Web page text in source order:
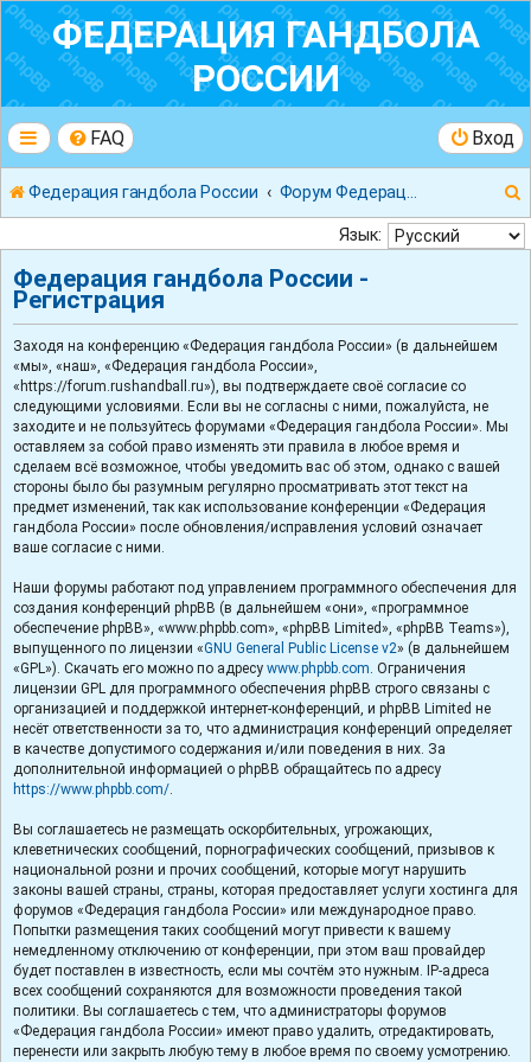
ФЕДЕРАЦИЯ ГАНДБОЛА
РОССИИ
FAQ Вход
Федерация гандбола России
Язык:
Федерация гандбола России -
Регистрация
Заходя на конференцию «Федерация гандбола России» (в дальнейшем
«мы», «наш», «Федерация гандбола России»,
«https://forum.rushandball.ru»), вы подтверждаете своё согласие со
следующими условиями. Если вы не согласны с ними, пожалуйста, не
заходите и не пользуйтесь форумами «Федерация гандбола России». Мы
оставляем за собой право изменять эти правила в любое время и
сделаем всё возможное, чтобы уведомить вас об этом, однако с вашей
стороны было бы разумным регулярно просматривать этот текст на
предмет изменений, так как использование конференции «Федерация
гандбола России» после обновления/исправления условий означает
ваше согласие с ними.
Наши форумы работают под управлением программного обеспечения для
создания конференций phpBB (в дальнейшем «они», «программное
обеспечение phpBB», «www.phpbb.com», «phpBB Limited», «phpBB Teams»),
выпущенного по лицензии «GNU General Public License v2» (в дальнейшем
«GPL»). Скачать его можно по адресу www.phpbb.com. Ограничения
лицензии GPL для программного обеспечения phpBB строго связаны с
организацией и поддержкой интернет-конференций, и phpBB Limited не
несёт ответственности за то, что администрация конференций определяет
в качестве допустимого содержания и/или поведения в них. За
дополнительной информацией о phpBB обращайтесь по адресу
https://www.phpbb.com/.
Вы соглашаетесь не размещать оскорбительных, угрожающих,
клеветнических сообщений, порнографических сообщений, призывов к
национальной розни и прочих сообщений, которые могут нарушить
законы вашей страны, страны, которая предоставляет услуги хостинга для
форумов «Федерация гандбола России» или международное право.
Попытки размещения таких сообщений могут привести к вашему
немедленному отключению от конференции, при этом ваш провайдер
будет поставлен в известность, если мы сочтём это нужным. IP-адреса
всех сообщений сохраняются для возможности проведения такой
политики. Вы соглашаетесь с тем, что администраторы форумов
«Федерация гандбола России» имеют право удалить, отредактировать,
перенести или закрыть любую тему в любое время по своему усмотрению.